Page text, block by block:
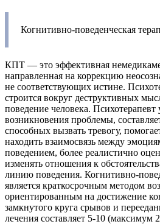
Когнитивно-поведенческая
КПТ — это эффективная
направленная на коррекцию
не соответствующих истине.
строится вокруг деструктивных
поведение человека. Психотерапевт
возникновения проблемы,
способных вызвать тревогу,
находить взаимосвязь между
поведением, более реалистично
изменять отношения к
линию поведения. Когнитивно-
является краткосрочным методом
ориентированным на достижение
замкнутого круга срывов и
лечения составляет 5-10 (максимум